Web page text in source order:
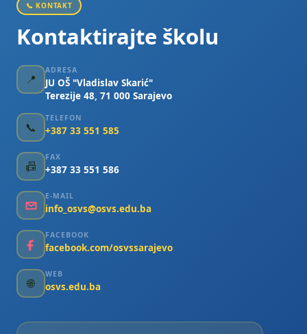
📞 KONTAKT
Kontaktirajte školu
📍
ADRESA
JU OŠ "Vladislav Skarić"
Terezije 48, 71 000 Sarajevo
📞
TELEFON
+387 33 551 585
📠
FAX
+387 33 551 586
E-MAIL
info_osvs@osvs.edu.ba
FACEBOOK
facebook.com/osvssarajevo
🌐
WEB
osvs.edu.ba